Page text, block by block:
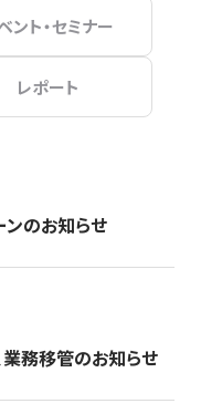
ント・セミナー
レポート
のお知らせ
業務移管のお知らせ